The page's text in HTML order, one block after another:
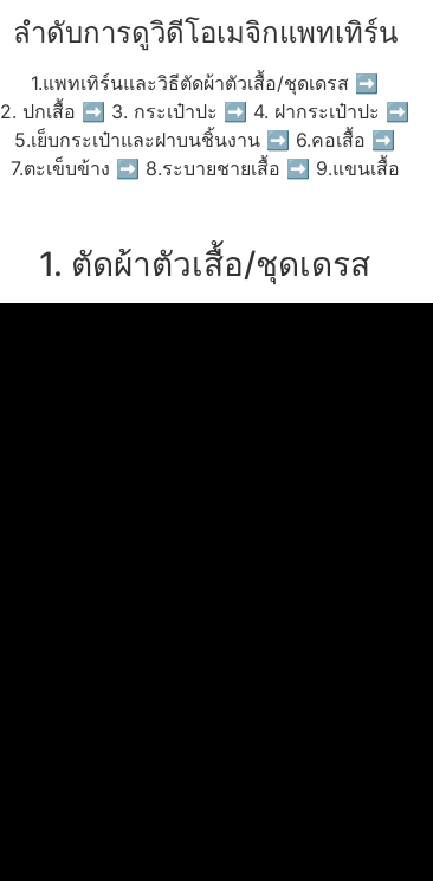
ลำดับการดูวิดีโอเมจิกแพทเทิร์น
1.แพทเทิร์นและวิธีตัดผ้าตัวเสื้อ/ชุดเดรส ➡
2. ปกเสื้อ ➡ 3. กระเป๋าปะ ➡ 4. ฝากระเป๋าปะ ➡
5.เย็บกระเป๋าและฝาบนชิ้นงาน ➡ 6.คอเสื้อ ➡
7.ตะเข็บข้าง ➡ 8.ระบายชายเสื้อ ➡ 9.แขนเสื้อ
1. ตัดผ้าตัวเสื้อ/ชุดเดรส